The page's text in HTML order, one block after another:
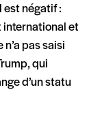
est négatif :
et
pas saisi
qui
d’un statu